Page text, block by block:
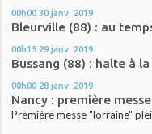
00h00 30 janv. 2019
Bleurville (88) : au
00h15 29 janv. 2019
Bussang (88) : halte à
00h00 28 janv. 2019
Nancy : première
Première messe "lorraine"